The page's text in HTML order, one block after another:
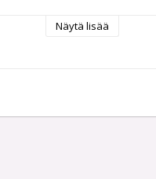
and grooves increases
Näytä lisää